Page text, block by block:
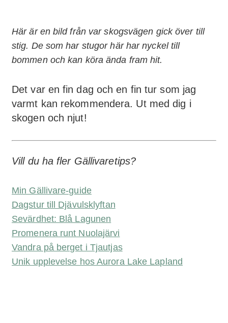
Här är en bild från var skogsvägen gick över till
stig. De som har stugor här har nyckel till
bommen och kan köra ända fram hit.
Det var en fin dag och en fin tur som jag
varmt kan rekommendera. Ut med dig i
skogen och njut!
Vill du ha fler Gällivaretips?
Min Gällivare-guide
Dagstur till Djävulsklyftan
Sevärdhet: Blå Lagunen
Promenera runt Nuolajärvi
Vandra på berget i Tjautjas
Unik upplevelse hos Aurora Lake Lapland